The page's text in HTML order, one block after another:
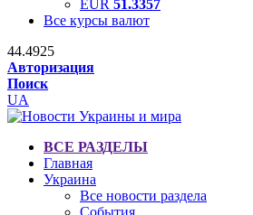
EUR 51.3357
Все курсы валют
44.4925
Авторизация
Поиск
UA
ВСЕ РАЗДЕЛЫ
Главная
Украина
Все новости раздела
События